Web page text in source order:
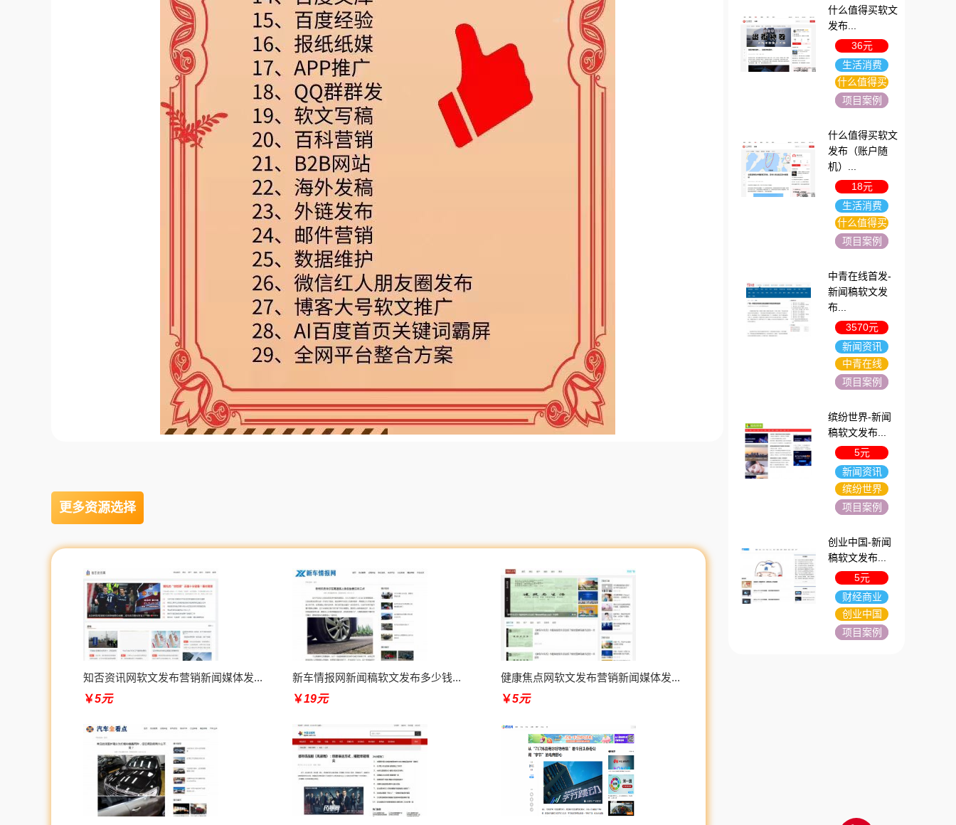
什么值得买软文
发布...
36元
生活消费
什么值得买
项目案例
什么值得买软文
发布（账户随
机）...
18元
生活消费
什么值得买
项目案例
中青在线首发-
新闻稿软文发
布...
3570元
新闻资讯
中青在线
项目案例
缤纷世界-新闻
稿软文发布...
5元
新闻资讯
缤纷世界
项目案例
创业中国-新闻
稿软文发布...
5元
财经商业
创业中国
项目案例
更多资源选择
知否资讯网软文发布营销新闻媒体发...
￥5元
新车情报网新闻稿软文发布多少钱...
￥19元
健康焦点网软文发布营销新闻媒体发...
￥5元